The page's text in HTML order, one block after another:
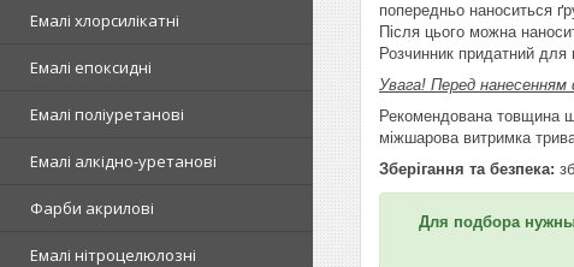
Емалі хлорсилікатні
Емалі епоксидні
Емалі поліуретанові
Емалі алкідно-уретанові
Фарби акрилові
Емалі нітроцелюлозні
попередньо наноситься
Після цього можна
Розчинник придатний
Увага! Перед
Рекомендована товщина
міжшарова витримка
Зберігання та безпека:
Для подбора